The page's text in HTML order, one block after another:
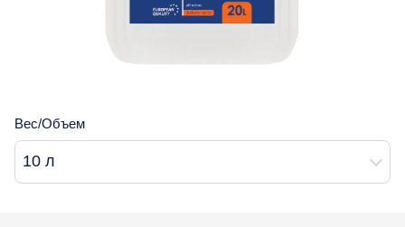
Вес/Объем
10 л